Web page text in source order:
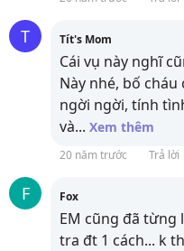
T Tít's Mom
Cái vụ này nghĩ
Này nhé, bố
ngời ngời, tính
và... Xem thêm
20 năm trước Trả lời
F Fox
EM cũng đã từng
tra đt 1 cách... k